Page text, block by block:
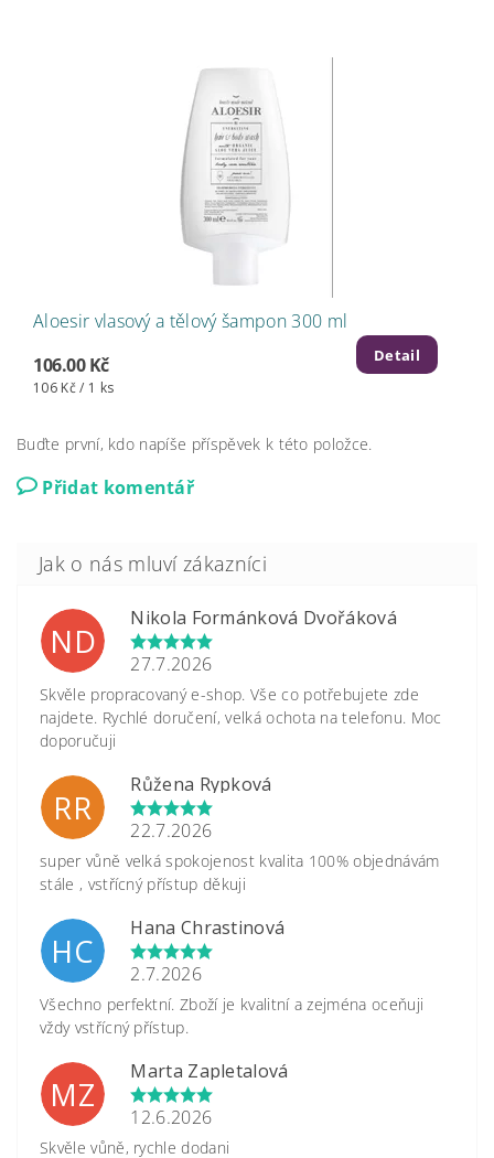
Aloesir vlasový a tělový šampon 300 ml
106.00 Kč
106 Kč / 1 ks
Detail
Buďte první, kdo napíše příspěvek k této položce.
Přidat komentář
ND
Nikola Formánková Dvořáková
27.7.2026
Skvěle propracovaný e-shop. Vše co potřebujete zde
najdete. Rychlé doručení, velká ochota na telefonu. Moc
doporučuji
RR
Růžena Rypková
22.7.2026
super vůně velká spokojenost kvalita 100% objednávám
stále , vstřícný přístup děkuji
HC
Hana Chrastinová
2.7.2026
Všechno perfektní. Zboží je kvalitní a zejména oceňuji
vždy vstřícný přístup.
MZ
Marta Zapletalová
12.6.2026
Skvěle vůně, rychle dodani